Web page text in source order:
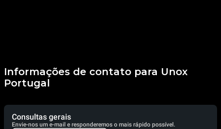
Informações de contato para Unox
Portugal
Consultas gerais
Envie-nos um e-mail e responderemos o mais rápido possível.